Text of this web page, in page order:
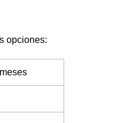
opciones: